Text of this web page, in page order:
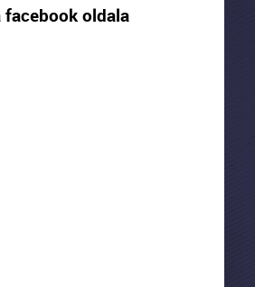
facebook oldala